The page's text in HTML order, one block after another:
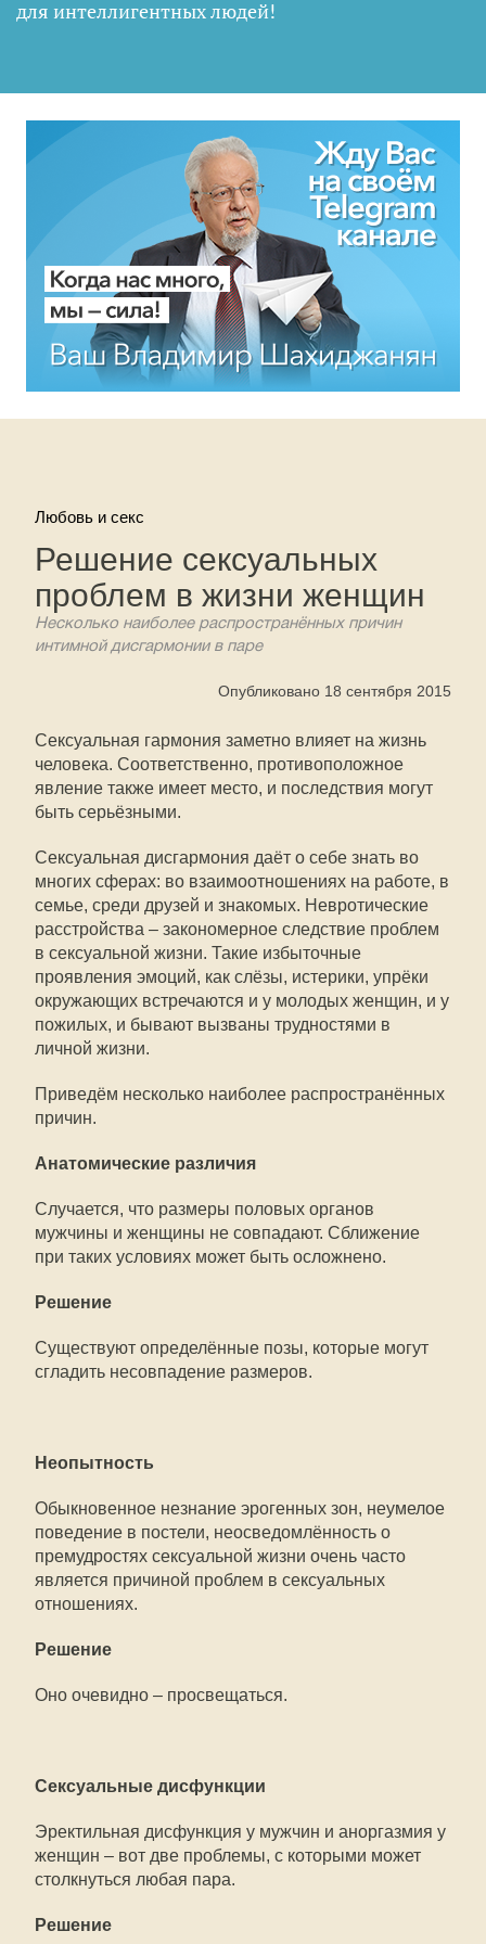
для интеллигентных людей!
Любовь и секс
Решение сексуальных
проблем в жизни женщин
Несколько наиболее распространённых причин
интимной дисгармонии в паре
Опубликовано 18 сентября 2015
Сексуальная гармония заметно влияет на жизнь
человека. Соответственно, противоположное
явление также имеет место, и последствия могут
быть серьёзными.
Сексуальная дисгармония даёт о себе знать во
многих сферах: во взаимоотношениях на работе, в
семье, среди друзей и знакомых. Невротические
расстройства – закономерное следствие проблем
в сексуальной жизни. Такие избыточные
проявления эмоций, как слёзы, истерики, упрёки
окружающих встречаются и у молодых женщин, и у
пожилых, и бывают вызваны трудностями в
личной жизни.
Приведём несколько наиболее распространённых
причин.
Анатомические различия
Случается, что размеры половых органов
мужчины и женщины не совпадают. Сближение
при таких условиях может быть осложнено.
Решение
Существуют определённые позы, которые могут
сгладить несовпадение размеров.
Неопытность
Обыкновенное незнание эрогенных зон, неумелое
поведение в постели, неосведомлённость о
премудростях сексуальной жизни очень часто
является причиной проблем в сексуальных
отношениях.
Решение
Оно очевидно – просвещаться.
Сексуальные дисфункции
Эректильная дисфункция у мужчин и аноргазмия у
женщин – вот две проблемы, с которыми может
столкнуться любая пара.
Решение